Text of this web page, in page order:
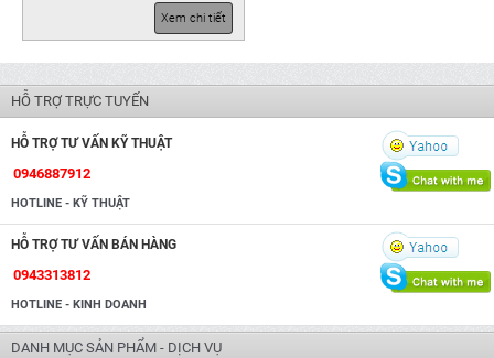
Xem chi tiết
HỖ TRỢ TRỰC TUYẾN
HỖ TRỢ TƯ VẤN KỸ THUẬT
0946887912
HOTLINE - KỸ THUẬT
HỖ TRỢ TƯ VẤN BÁN HÀNG
0943313812
HOTLINE - KINH DOANH
DANH MỤC SẢN PHẨM - DỊCH VỤ